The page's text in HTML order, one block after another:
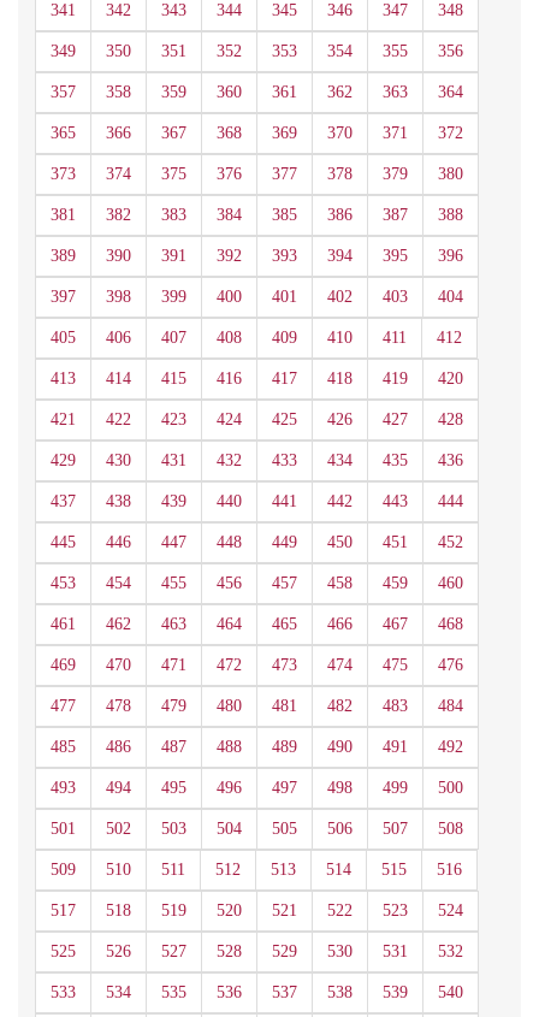
341 342 343 344 345 346 347 348
349 350 351 352 353 354 355 356
357 358 359 360 361 362 363 364
365 366 367 368 369 370 371 372
373 374 375 376 377 378 379 380
381 382 383 384 385 386 387 388
389 390 391 392 393 394 395 396
397 398 399 400 401 402 403 404
405 406 407 408 409 410 411 412
413 414 415 416 417 418 419 420
421 422 423 424 425 426 427 428
429 430 431 432 433 434 435 436
437 438 439 440 441 442 443 444
445 446 447 448 449 450 451 452
453 454 455 456 457 458 459 460
461 462 463 464 465 466 467 468
469 470 471 472 473 474 475 476
477 478 479 480 481 482 483 484
485 486 487 488 489 490 491 492
493 494 495 496 497 498 499 500
501 502 503 504 505 506 507 508
509 510 511 512 513 514 515 516
517 518 519 520 521 522 523 524
525 526 527 528 529 530 531 532
533 534 535 536 537 538 539 540